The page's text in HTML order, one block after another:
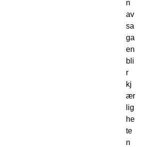
n
av
sa
ga
en
bli
r
kj
ær
lig
he
te
n